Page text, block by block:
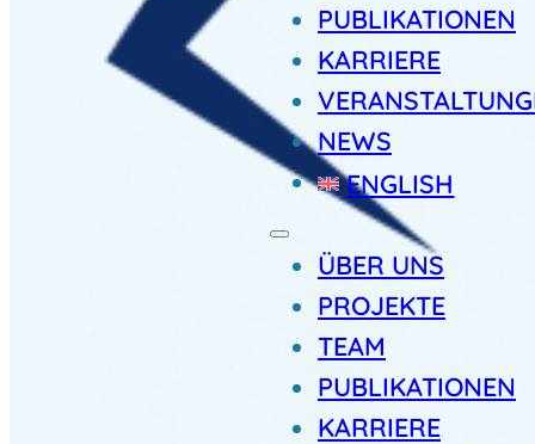
PUBLIKATIONEN
KARRIERE
NEWS
ENGLISH
ÜBER UNS
PROJEKTE
TEAM
PUBLIKATIONEN
KARRIERE